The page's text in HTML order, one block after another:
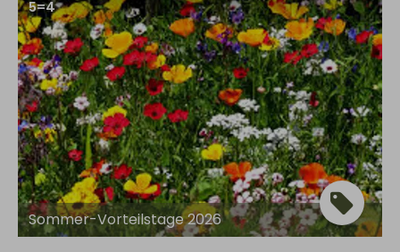
Sommer-Vorteilstage 2026
5=4